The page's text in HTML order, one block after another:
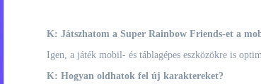
K: Játszhatom a Super Rainbow Friends-et a
Igen, a játék mobil- és táblagépes eszközökre is
K: Hogyan oldhatok fel új karaktereket?